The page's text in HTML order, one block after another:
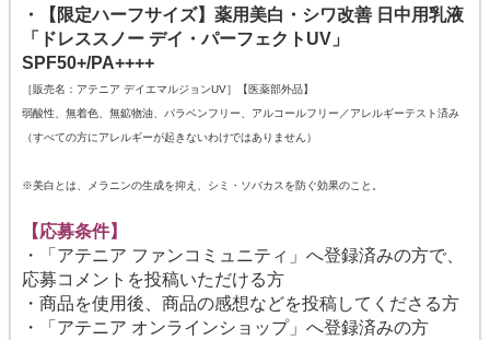
・【限定ハーフサイズ】薬用美白・シワ改善 日中用乳液
「ドレススノー デイ・パーフェクトUV」
SPF50+/PA++++
［販売名：アテニア デイエマルジョンUV］【医薬部外品】
弱酸性、無着色、無鉱物油、パラベンフリー、アルコールフリー／アレルギーテスト済み
（すべての方にアレルギーが起きないわけではありません）
※美白とは、メラニンの生成を抑え、シミ・ソバカスを防ぐ効果のこと。
【応募条件】
・「アテニア ファンコミュニティ」へ登録済みの方で、
応募コメントを投稿いただける方
・商品を使用後、商品の感想などを投稿してくださる方
・「アテニア オンラインショップ」へ登録済みの方